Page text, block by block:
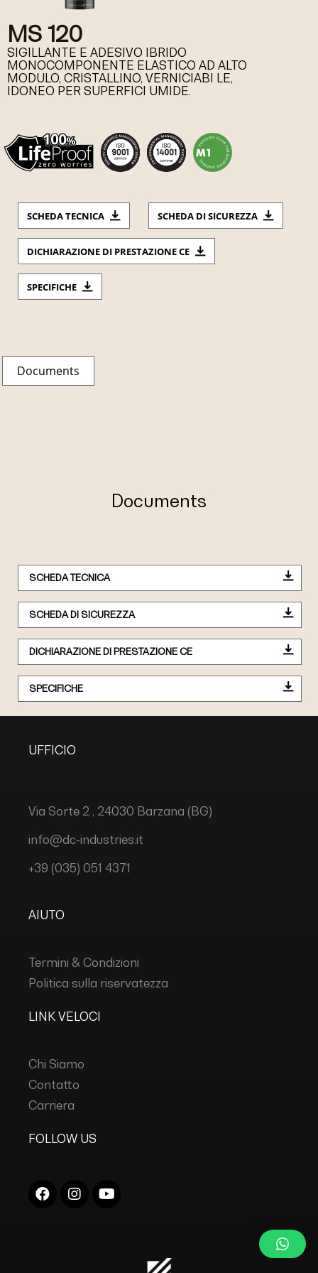
MS 120
SIGILLANTE E ADESIVO IBRIDO
MONOCOMPONENTE ELASTICO AD ALTO
MODULO, CRISTALLINO, VERNICIABI LE,
IDONEO PER SUPERFICI UMIDE.
SCHEDA TECNICA SCHEDA DI SICUREZZA
DICHIARAZIONE DI PRESTAZIONE CE
SPECIFICHE
Documents
Documents
SCHEDA TECNICA
SCHEDA DI SICUREZZA
DICHIARAZIONE DI PRESTAZIONE CE
SPECIFICHE
UFFICIO
Via Sorte 2 , 24030 Barzana (BG)
info@dc-industries.it
+39 (035) 051 4371
AIUTO
Termini & Condizioni
Politica sulla riservatezza
LINK VELOCI
Chi Siamo
Contatto
Carriera
FOLLOW US